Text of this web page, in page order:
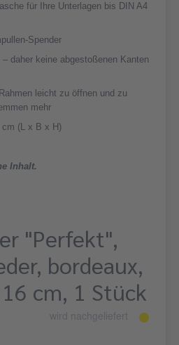
für Ihre Unterlagen bis DIN A4
Spender
daher keine abgestoßenen Kanten
leicht zu öffnen und zu
mehr
cm (L x B x H)
Inhalt.
"Perfekt",
bordeaux,
cm, 1 Stück
wird nachgeliefert